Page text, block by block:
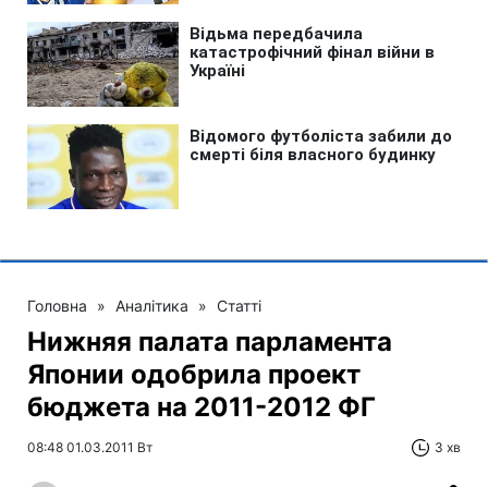
Головна » Аналітика » Статті
Нижняя палата парламента
Японии одобрила проект
бюджета на 2011-2012 ФГ
08:48 01.03.2011 Вт 3 хв